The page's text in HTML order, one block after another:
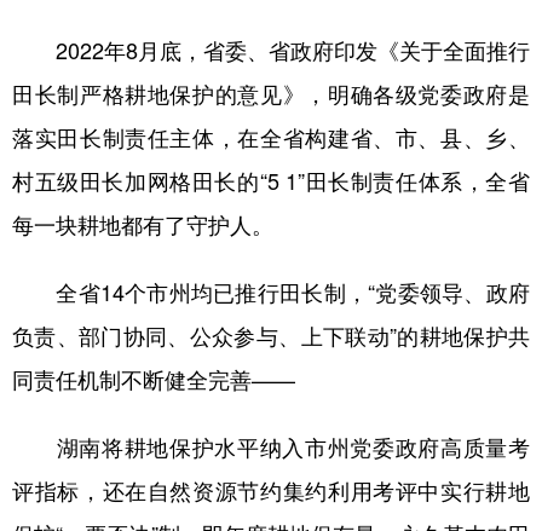
2022年8月底，省委、省政府印发《关于全面推行
田长制严格耕地保护的意见》，明确各级党委政府是
落实田长制责任主体，在全省构建省、市、县、乡、
村五级田长加网格田长的“5 1”田长制责任体系，全省
每一块耕地都有了守护人。
全省14个市州均已推行田长制，“党委领导、政府
负责、部门协同、公众参与、上下联动”的耕地保护共
同责任机制不断健全完善——
湖南将耕地保护水平纳入市州党委政府高质量考
评指标，还在自然资源节约集约利用考评中实行耕地